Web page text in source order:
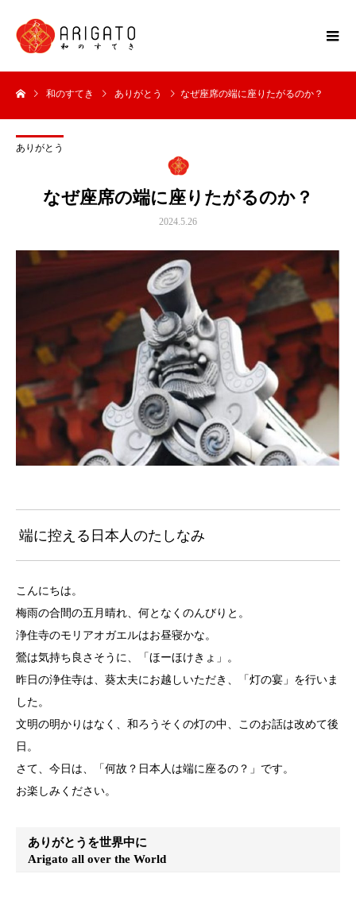
和のすてき ありがとう なぜ座席の端に座りたがるのか？
ありがとう
なぜ座席の端に座りたがるのか？
2024.5.26
端に控える日本人のたしなみ
こんにちは。
梅雨の合間の五月晴れ、何となくのんびりと。
浄住寺のモリアオガエルはお昼寝かな。
鶯は気持ち良さそうに、「ほーほけきょ」。
昨日の浄住寺は、葵太夫にお越しいただき、「灯の宴」を行いま
した。
文明の明かりはなく、和ろうそくの灯の中、このお話は改めて後
日。
さて、今日は、「何故？日本人は端に座るの？」です。
お楽しみください。
ありがとうを世界中に
Arigato all over the World